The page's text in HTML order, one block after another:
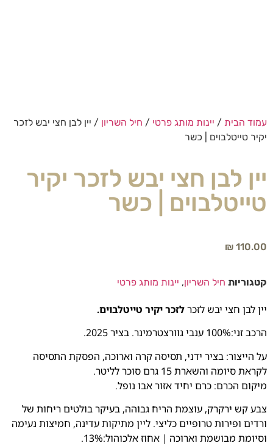
עמוד הבית / יינות מותג פרטי / חיל השריון / יין לבן חצי יבש לזכר
יקיר טייטלבוים | כשר
יין לבן חצי יבש לזכר יקיר
טייטלבוים | כשר
₪ 110.00
קטגוריות חיל השריון, יינות מותג פרטי
יין לבן חצי יבש לזכרלזכר יקיר טייטלבוים.
הרכב זני:100% ענבי גוורצטרמינר. בציר 2025.
על הייצור: בציר ידני, תסיסה קרה וארוכה, הפסקת התסיסה
לקראת סיומה והשארת 15 גרם סוכר לליטר.
מיקום הכרם: כרם יחיד אזור אבו נופל.
צבע קש ירקרק, עוצמת הריח גבוהה, בעיקר בולטים ריחות של
ורדים ופירות טרופיים כליצי. ליין מתיקות עדינה, חמיצות נעימה
וסיומת מבושמת וארוכה | אחוז אלכוהול:13%.